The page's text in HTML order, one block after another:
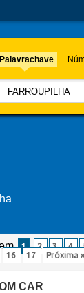
Palavrachave
1 2 3 4
16 17 Próxima »
CAR